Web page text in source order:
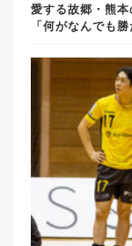
愛する故郷・熊
「何がなんでも